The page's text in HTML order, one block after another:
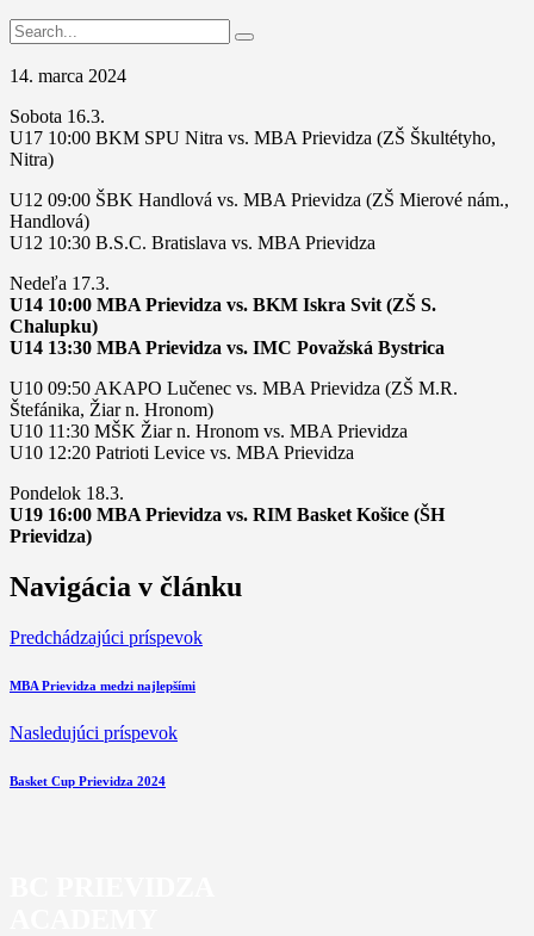
14. marca 2024
Sobota 16.3.
U17 10:00 BKM SPU Nitra vs. MBA Prievidza (ZŠ Škultétyho,
Nitra)
U12 09:00 ŠBK Handlová vs. MBA Prievidza (ZŠ Mierové nám.,
Handlová)
U12 10:30 B.S.C. Bratislava vs. MBA Prievidza
Nedeľa 17.3.
U14 10:00 MBA Prievidza vs. BKM Iskra Svit (ZŠ S.
Chalupku)
U14 13:30 MBA Prievidza vs. IMC Považská Bystrica
U10 09:50 AKAPO Lučenec vs. MBA Prievidza (ZŠ M.R.
Štefánika, Žiar n. Hronom)
U10 11:30 MŠK Žiar n. Hronom vs. MBA Prievidza
U10 12:20 Patrioti Levice vs. MBA Prievidza
Pondelok 18.3.
U19 16:00 MBA Prievidza vs. RIM Basket Košice (ŠH
Prievidza)
Navigácia v článku
Predchádzajúci príspevok
MBA Prievidza medzi najlepšími
Nasledujúci príspevok
Basket Cup Prievidza 2024